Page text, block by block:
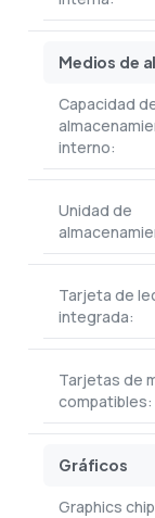
Medios de
Capacidad
interno:
Unidad de
Tarjeta de
integrada:
Tarjetas de
compatibles:
Gráficos
Graphics